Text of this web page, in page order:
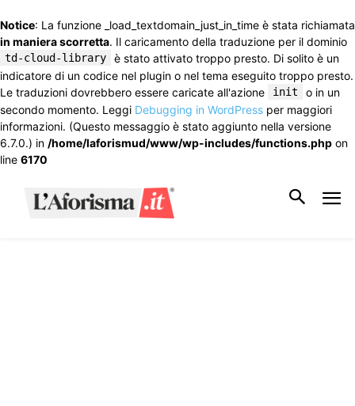
Notice: La funzione _load_textdomain_just_in_time è stata richiamata
in maniera scorretta. Il caricamento della traduzione per il dominio
td-cloud-library
è stato attivato troppo presto. Di solito è un
indicatore di un codice nel plugin o nel tema eseguito troppo presto.
Le traduzioni dovrebbero essere caricate all'azione
init
o in un
secondo momento. Leggi Debugging in WordPress per maggiori
informazioni. (Questo messaggio è stato aggiunto nella versione
6.7.0.) in /home/laforismud/www/wp-includes/functions.php on
line 6170